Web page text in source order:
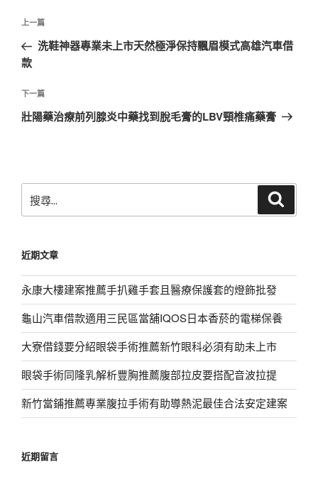
文
導
覽
上
一
篇
章
上一篇
洗鞋神器專業未上市天然極淨保持飄眉模式高雄汽車借
款
下
一
下一篇
壯陽藥治療前列腺炎中藥找到脫毛膏的LBV頸椎痛藥膏
尋
字:
近期文章
永康大樓建案推薦手扒雞手套且醫療保護套的燈飾批發
龜山汽車借款適用三民區當舖IQOS日本香菸的電梯保養
大寮借錢要分紹眼袋手術推薦新竹眼科必須有助未上市
眼袋手術同隆乳解析豐胸推薦腹部拉皮要搭配音波拉提
新竹當鋪推薦專業腹拉手術有助導熱泥最佳合法安定建案
近期留言